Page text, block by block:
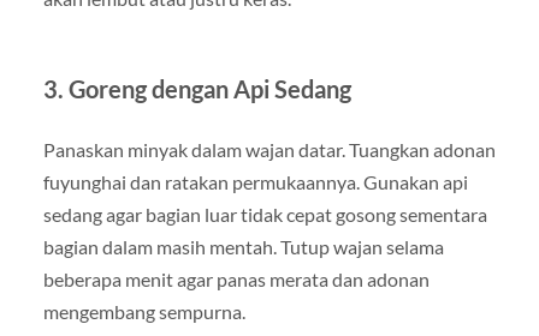
3. Goreng dengan Api Sedang
Panaskan minyak dalam wajan datar. Tuangkan adonan
fuyunghai dan ratakan permukaannya. Gunakan api
sedang agar bagian luar tidak cepat gosong sementara
bagian dalam masih mentah. Tutup wajan selama
beberapa menit agar panas merata dan adonan
mengembang sempurna.